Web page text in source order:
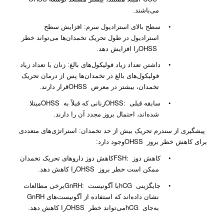
می‌باشند.
•
سطح بالای استرادیول سرم: افزایش سطح
استرادیول در طول تحریک تخمدان‌ها می‌تواند خطر
OHSSرا افزایش دهد.
•
داشتن تعداد زیاد فولیکول‌های بالغ: زنان با تعداد زیاد
فولیکول‌های بالغ در تخمدان‌ها پس از درمان تحریک
تخمدان، بیشتر در معرض
OHSSقرار دارند.
• سابقه قبلی OHSS:زنانی که قبلاً به OHSSمبتلا
شده‌اند، احتمال بروز مجدد آن را دارند.
پیشگیری از سندرم تحریک بیش از حد تخمدان: استراتژی‌های متعددی
برای کاهش خطر بروز
OHSSوجود دارد:
• کاهش دوز FSH:کاهش دوز داروهای تحریک تخمدان
ممکن است خطر بروز
OHSSرا کاهش دهد.
• جایگزینی hCGبا آگونیست GnRH:برخی مطالعات
نشان داده‌اند که استفاده از آگونیست‌های GnRH
به‌جای hCGمی‌تواند خطر OHSSرا کاهش دهد.